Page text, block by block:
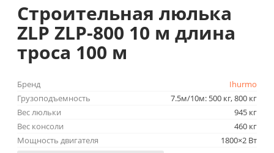
Строительная люлька
ZLP ZLP-800 10 м длина
троса 100 м
Бренд
Ihurmo
Грузоподъемность
7.5м/10м: 500 кг, 800 кг
Вес люльки
945 кг
Вес консоли
460 кг
Мощность двигателя
1800×2 Вт